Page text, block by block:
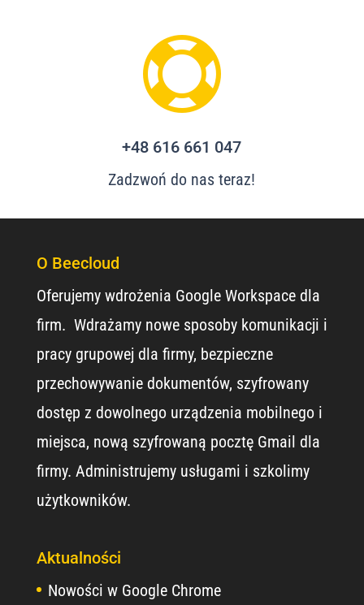

+48 616 661 047
Zadzwoń do nas teraz!
O Beecloud
Oferujemy wdrożenia Google Workspace dla
firm. Wdrażamy nowe sposoby komunikacji i
pracy grupowej dla firmy, bezpieczne
przechowywanie dokumentów, szyfrowany
dostęp z dowolnego urządzenia mobilnego i
miejsca, nową szyfrowaną pocztę Gmail dla
firmy. Administrujemy usługami i szkolimy
użytkowników.
Aktualności
Nowości w Google Chrome